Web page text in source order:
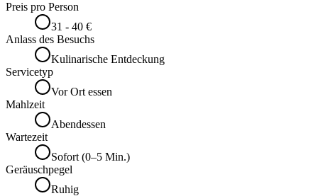
Preis pro Person
31 - 40 €
Anlass des Besuchs
Kulinarische Entdeckung
Servicetyp
Vor Ort essen
Mahlzeit
Abendessen
Wartezeit
Sofort (0–5 Min.)
Geräuschpegel
Ruhig